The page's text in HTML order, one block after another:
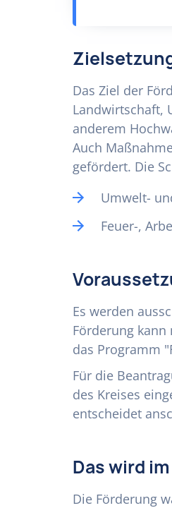
Das Ziel der
Landwirtschaft,
anderem
Auch
gefördert. Die
Umwelt-
Feuer-,
Es werden
Förderung
das Programm
Für die
des Kreises
entscheidet
Das wird
Die Förderung